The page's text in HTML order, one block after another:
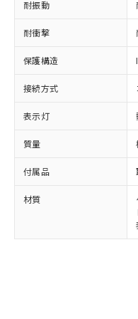
耐振動
耐衝撃
保護構造
接続方式
表示灯
質量
付属品
材質
当社制御
本サービ
ことをご
在庫状況
記載して
タに基づ
覧された
準価格と
了承くだ
正式な納
様のお取
ムロン制
ご相談く
オムロン
販
在庫状況お
仕入先様の事情
いたものが、含
むを得ず変更す
*EU RoHS指令（10
鉛(Pb) 1000ppm以下
ミウム(Cd) 100ppm以
六価クロム(Cr(Ⅵ))
類(PBB) 1000ppm以
(PBDE) 1000ppm以
ルベンジル（BBP）
（DBP） 1000ppm
但し、RoHS指令で
適用除外項目は除く。
フタル酸エステル類
図的な使用がないこ
「×」：最大均
基準値を超えて
「－」：未確認
い合わせくださ
*中国RoHS10物質の
Pb(鉛) :1000ppm、
Cr(Ⅵ)(六価クロム) :
ニル類) : 1000ppm
DBP(フタル酸ジブチ
イソブチル) :
※2 環境保護
当社は、
為替およ
（以下｢規
または国
国政府の
可)を取得
当社は規
全に破砕
いよう必
当社は貴
ル、化学
武器並び
使用いた
当社は、貴
一定
一定
在庫
いて
たは
機器販